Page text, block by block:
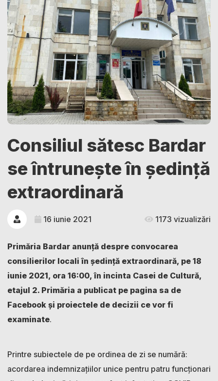
Consiliul sătesc Bardar
se întrunește în ședință
extraordinară
16 iunie 2021 1173 vizualizări
Primăria Bardar anunță despre convocarea
consilierilor locali în ședință extraordinară, pe 18
iunie 2021, ora 16:00, în incinta Casei de Cultură,
etajul 2. Primăria a publicat pe pagina sa de
Facebook și proiectele de decizii ce vor fi
examinate.
Printre subiectele de pe ordinea de zi se numără:
acordarea indemnizațiilor unice pentru patru funcționari